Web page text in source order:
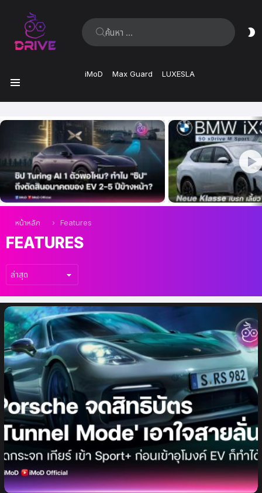
ค้นหา:
iMoD Max Guard LUXESLA
ล่าสุด
คุณอยู่ที่นี่:
หน้าหลัก Features
FEATURES
เรื่อง
ล่าสุด
Porsche จดสิทธิบัตร “Tunnel Mode” โหมด
เอาใจสายท่อลั่น รถปรับอัตโนมัติก่อนเข้าอุโมงค์
ทั้งสันดาป และ EV